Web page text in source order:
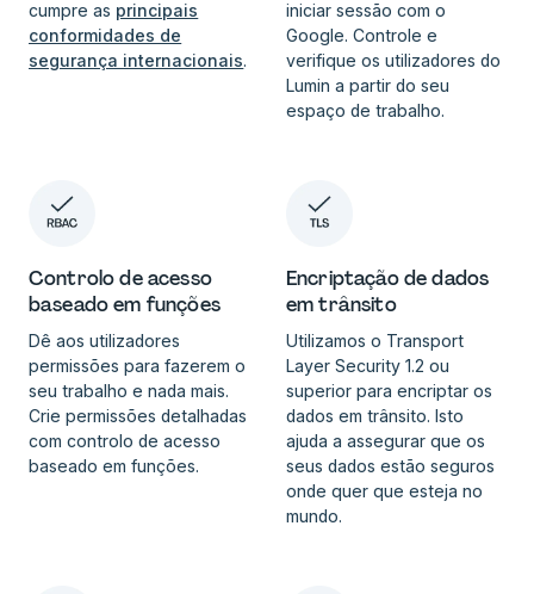
cumpre as principais
conformidades de
segurança internacionais.
iniciar sessão com o
Google. Controle e
verifique os utilizadores do
Lumin a partir do seu
espaço de trabalho.
Controlo de acesso
baseado em funções
Dê aos utilizadores
permissões para fazerem o
seu trabalho e nada mais.
Crie permissões detalhadas
com controlo de acesso
baseado em funções.
Encriptação de dados
em trânsito
Utilizamos o Transport
Layer Security 1.2 ou
superior para encriptar os
dados em trânsito. Isto
ajuda a assegurar que os
seus dados estão seguros
onde quer que esteja no
mundo.